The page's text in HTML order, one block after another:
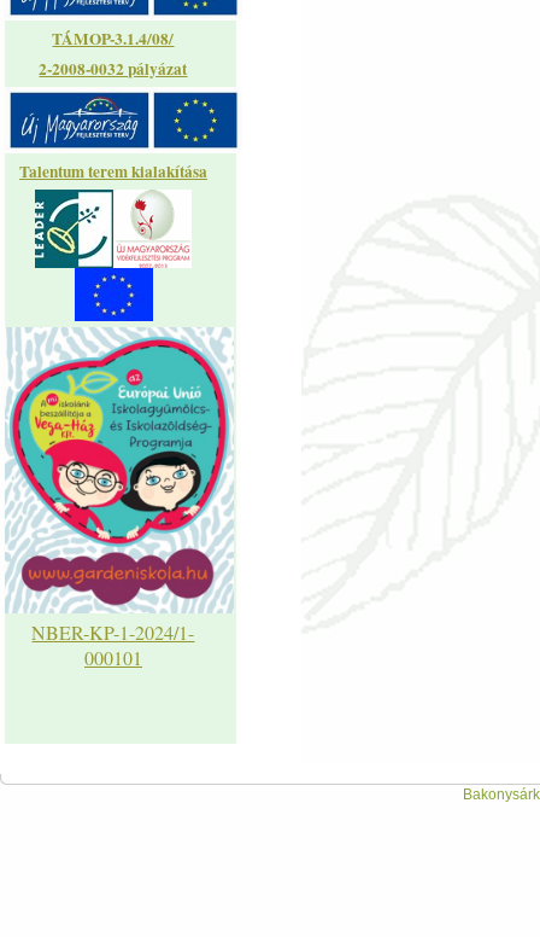
TÁMOP-3.1.4/08/
2-2008-0032 pályázat
Talentum terem kialakítása
NBER-KP-1-2024/1-
000101